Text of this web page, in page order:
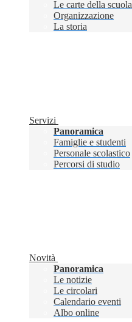
Le carte della scuola
Organizzazione
La storia
Servizi
Panoramica
Famiglie e studenti
Personale scolastico
Percorsi di studio
Novità
Panoramica
Le notizie
Le circolari
Calendario eventi
Albo online